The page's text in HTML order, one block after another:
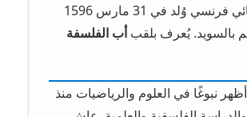
(René Descartes) هو فيلسوف، وعالم رياضيات، وفيزيائي فرنسي وُلد في 31 مارس 1596
أب الفلسفة
نبوغًا في العلوم والرياضيات منذ